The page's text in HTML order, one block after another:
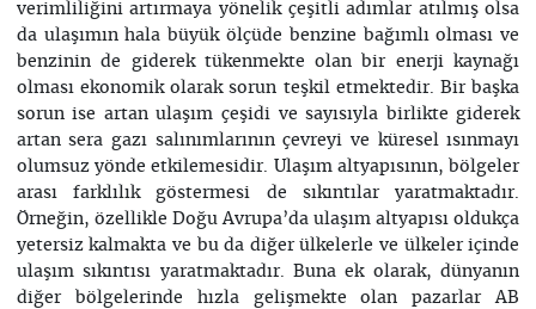
verimliliğini artırmaya yönelik çeşitli adımlar atılmış olsa
da ulaşımın hala büyük ölçüde benzine bağımlı olması ve
benzinin de giderek tükenmekte olan bir enerji kaynağı
olması ekonomik olarak sorun teşkil etmektedir. Bir başka
sorun ise artan ulaşım çeşidi ve sayısıyla birlikte giderek
artan sera gazı salınımlarının çevreyi ve küresel ısınmayı
olumsuz yönde etkilemesidir. Ulaşım altyapısının, bölgeler
arası farklılık göstermesi de sıkıntılar yaratmaktadır.
Örneğin, özellikle Doğu Avrupa’da ulaşım altyapısı oldukça
yetersiz kalmakta ve bu da diğer ülkelerle ve ülkeler içinde
ulaşım sıkıntısı yaratmaktadır. Buna ek olarak, dünyanın
diğer bölgelerinde hızla gelişmekte olan pazarlar AB